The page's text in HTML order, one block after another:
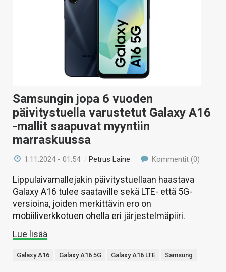
Samsungin jopa 6 vuoden
päivitystuella varustetut Galaxy A16
-mallit saapuvat myyntiin
marraskuussa
1.11.2024 - 01:54 / Petrus Laine Kommentit (0)
Lippulaivamallejakin päivitystuellaan haastava
Galaxy A16 tulee saataville sekä LTE- että 5G-
versioina, joiden merkittävin ero on
mobiiliverkkotuen ohella eri järjestelmäpiiri.
Lue lisää
Galaxy A16 Galaxy A16 5G Galaxy A16 LTE Samsung